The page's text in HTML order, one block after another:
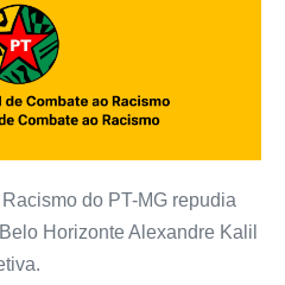
do PT-MG repudia
Horizonte Alexandre Kalil